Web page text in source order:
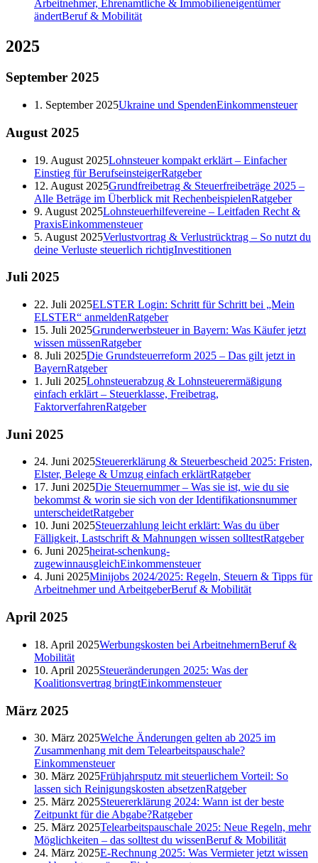
Arbeitnehmer, Ehrenamtliche & Immobilieneigentümer
ändertBeruf & Mobilität
2025
September 2025
1. September 2025Ukraine und SpendenEinkommensteuer
August 2025
19. August 2025Lohnsteuer kompakt erklärt – Einfacher
Einstieg für BerufseinsteigerRatgeber
12. August 2025Grundfreibetrag & Steuerfreibeträge 2025 –
Alle Beträge im Überblick mit RechenbeispielenRatgeber
9. August 2025Lohnsteuerhilfevereine – Leitfaden Recht &
PraxisEinkommensteuer
5. August 2025Verlustvortrag & Verlustrücktrag – So nutzt du
deine Verluste steuerlich richtigInvestitionen
Juli 2025
22. Juli 2025ELSTER Login: Schritt für Schritt bei „Mein
ELSTER“ anmeldenRatgeber
15. Juli 2025Grunderwerbsteuer in Bayern: Was Käufer jetzt
wissen müssenRatgeber
8. Juli 2025Die Grundsteuerreform 2025 – Das gilt jetzt in
BayernRatgeber
1. Juli 2025Lohnsteuerabzug & Lohnsteuerermäßigung
einfach erklärt – Steuerklasse, Freibetrag,
FaktorverfahrenRatgeber
Juni 2025
24. Juni 2025Steuererklärung & Steuerbescheid 2025: Fristen,
Elster, Belege & Umzug einfach erklärtRatgeber
17. Juni 2025Die Steuernummer – Was sie ist, wie du sie
bekommst & worin sie sich von der Identifikationsnummer
unterscheidetRatgeber
10. Juni 2025Steuerzahlung leicht erklärt: Was du über
Fälligkeit, Lastschrift & Mahnungen wissen solltestRatgeber
6. Juni 2025heirat-schenkung-
zugewinnausgleichEinkommensteuer
4. Juni 2025Minijobs 2024/2025: Regeln, Steuern & Tipps für
Arbeitnehmer und ArbeitgeberBeruf & Mobilität
April 2025
18. April 2025Werbungskosten bei ArbeitnehmernBeruf &
Mobilität
10. April 2025Steueränderungen 2025: Was der
Koalitionsvertrag bringtEinkommensteuer
März 2025
30. März 2025Welche Änderungen gelten ab 2025 im
Zusammenhang mit dem Telearbeitspauschale?
Einkommensteuer
30. März 2025Frühjahrsputz mit steuerlichem Vorteil: So
lassen sich Reinigungskosten absetzenRatgeber
25. März 2025Steuererklärung 2024: Wann ist der beste
Zeitpunkt für die Abgabe?Ratgeber
25. März 2025Telearbeitspauschale 2025: Neue Regeln, mehr
Möglichkeiten – das solltest du wissenBeruf & Mobilität
24. März 2025E-Rechnung 2025: Was Vermieter jetzt wissen